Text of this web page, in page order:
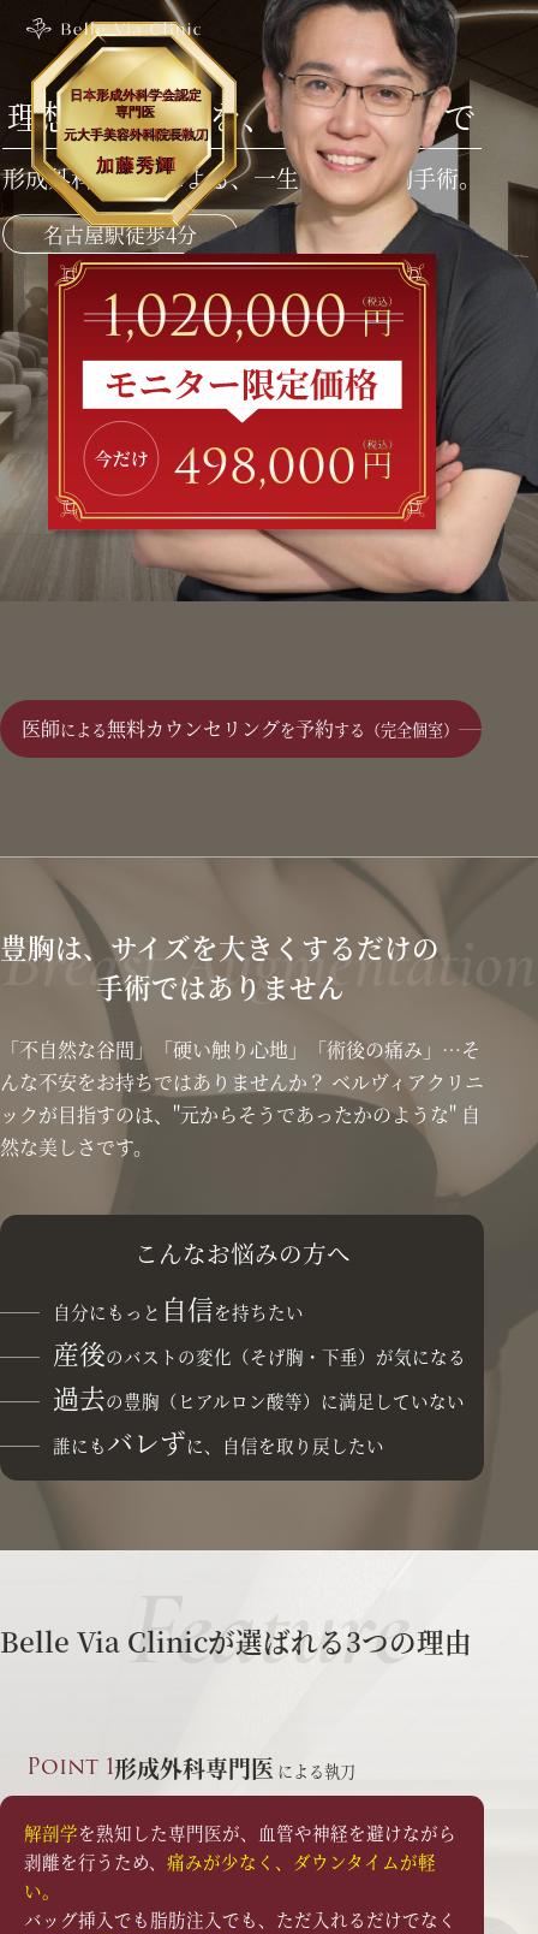
理想のバストを、ベルヴィアで
形成外科専門医による、一生モノの豊胸手術。
名古屋駅徒歩4分
1,020,000
498,000
医師による無料カウンセリングを予約する（完全個室）
Breast Augmentation
豊胸は、サイズを大きくするだけの
手術ではありません
「不自然な谷間」「硬い触り心地」「術後の痛み」…そ
んな不安をお持ちではありませんか？ ベルヴィアクリニ
ックが目指すのは、"元からそうであったかのような" 自
然な美しさです。
こんなお悩みの方へ
自分にもっと 自信を持ちたい
産後のバストの変化（そげ胸・下垂）が気になる
過去の豊胸（ヒアルロン酸等）に満足していない
誰にもバレずに、自信を取り戻したい
Feature
Belle Via Clinicが選ばれる3つの理由
Point 1形成外科専門医 による執刀
解剖学を熟知した専門医が、血管や神経を避けながら
剥離を行うため、 痛みが少なく、ダウンタイムが軽
い。
バッグ挿入でも脂肪注入でも、ただ入れるだけでなく